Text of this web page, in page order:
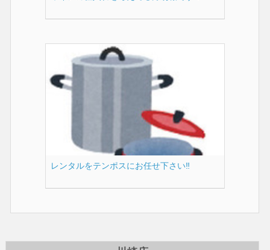
レンタルをテンポスにお任せ下さい‼️